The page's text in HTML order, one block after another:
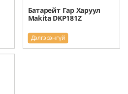
Батарейт Гар Харуул
Makita DKP181Z
Дэлгэрэнгүй